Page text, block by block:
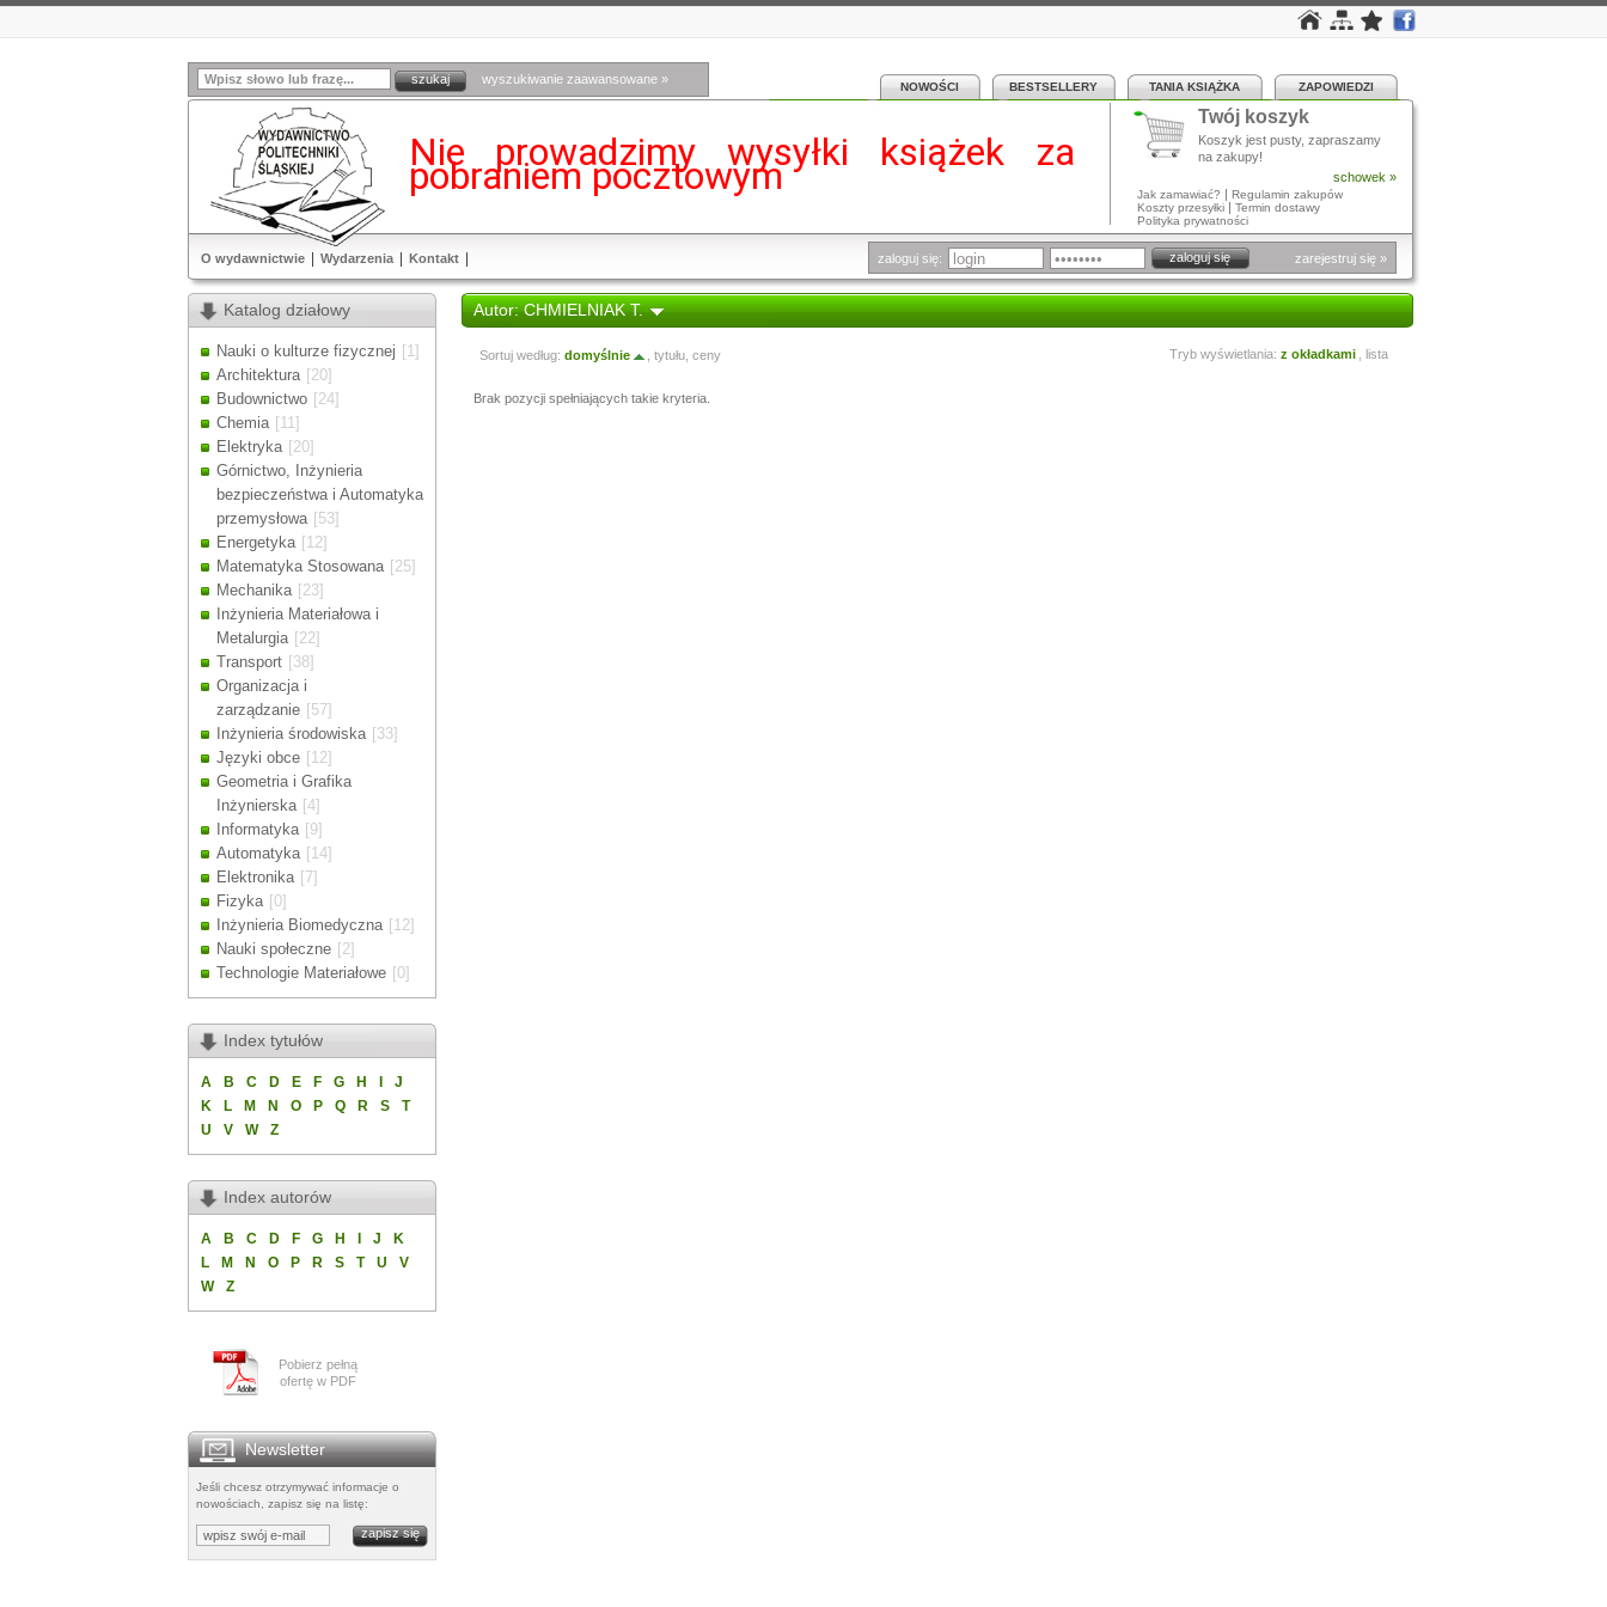
wyszukiwanie zaawansowane »
NOWOŚCI BESTSELLERY TANIA KSIĄŻKA ZAPOWIEDZI
Nie prowadzimy wysyłki książek za
pobraniem pocztowym
Drodzy Klienci!
Twój koszyk
Koszyk jest pusty, zapraszamy
na zakupy!
schowek »
Jak zamawiać? | Regulamin zakupów
Koszty przesyłki | Termin dostawy
Polityka prywatności
O wydawnictwie Wydarzenia Kontakt zaloguj się: zarejestruj się »
Katalog działowy
Nauki o kulturze fizycznej [1]
Architektura [20]
Budownictwo [24]
Chemia [11]
Elektryka [20]
Górnictwo, Inżynieria
bezpieczeństwa i Automatyka
przemysłowa [53]
Energetyka [12]
Matematyka Stosowana [25]
Mechanika [23]
Inżynieria Materiałowa i
Metalurgia [22]
Transport [38]
Organizacja i
zarządzanie [57]
Inżynieria środowiska [33]
Języki obce [12]
Geometria i Grafika
Inżynierska [4]
Informatyka [9]
Automatyka [14]
Elektronika [7]
Fizyka [0]
Inżynieria Biomedyczna [12]
Nauki społeczne [2]
Technologie Materiałowe [0]
Index tytułów
A B C D E F G H
J
K
L M N O P Q R S
T
U
V W Z
Index autorów
A B C D F G H J
K
L
M N O P R S T U
V
W
Z
Pobierz pełną
ofertę w PDF
Newsletter
Jeśli chcesz otrzymywać informacje o
nowościach, zapisz się na listę:
Autor: CHMIELNIAK T.
Sortuj według: domyślnie tytułu, ceny Tryb wyświetlania: z okładkami lista
Brak pozycji spełniających takie kryteria.